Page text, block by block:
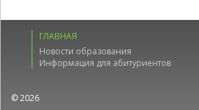
ГЛАВНАЯ
Новости образования
Информация для абитуриентов
© 2026